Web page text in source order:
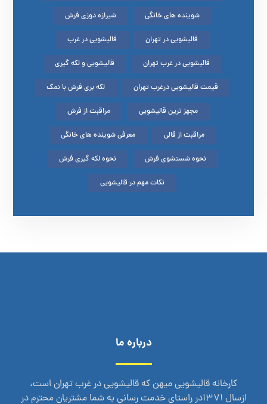
شوینده های خانگی شیرازه دوزی فرش
قالیشویی در تهران قالیشویی در غرب
قالیشویی در غرب تهران قالیشویی و لکه گیری
قیمت قالیشویی درغرب تهران لکه بری فرش با نمک
مجهز ترین قالیشویی مراقبت از فرش
مراقبت از قالی معرفی شوینده های خانگی
نحوه شستشوی فرش نحوه لکه گیری فرش
نکات مهم در قالیشویی
درباره ما
کارخانه قالیشویی میهن که قالیشویی در غرب تهران است،
ازسال 1371در راستای خدمت رسانی به شما مشتریان محترم در